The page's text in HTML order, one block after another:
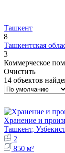
Ташкент
8
Ташкентская
3
Коммерческое
Очистить
14 объектов
Хранение и
Ташкент,
2
850 м²